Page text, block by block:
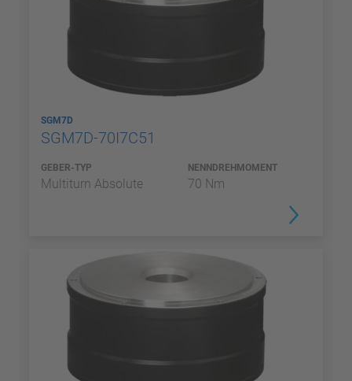
SGM7D
SGM7D-70I7C51
GEBER-TYP
Multiturn Absolute
NENNDREHMOMENT
70 Nm